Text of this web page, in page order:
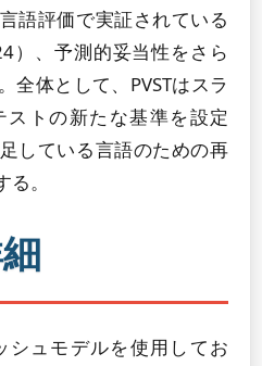
語評価で実証されている
）、予測的妥当性をさら
全体として、PVSTはスラ
トの新たな基準を設定
している言語のための再
。
シュモデルを使用してお